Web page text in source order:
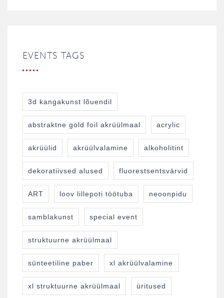
EVENTS TAGS
3d kangakunst lõuendil
abstraktne gold foil akrüülmaal acrylic
akrüülid akrüülvalamine alkoholitint
dekoratiivsed alused fluorestsentsvärvid
ART loov lillepoti töötuba neoonpidu
samblakunst special event
struktuurne akrüülmaal
sünteetiline paber xl akrüülvalamine
xl struktuurne akrüülmaal üritused